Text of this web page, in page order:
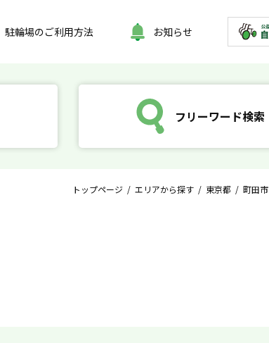
駐輪場のご利用方法 お知らせ
フリーワード検索
トップページ / エリアから探す / 東京都 / 町田市